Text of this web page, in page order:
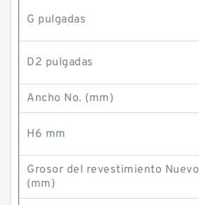
G pulgadas
D2 pulgadas
Ancho No. (mm)
H6 mm
Grosor del revestimiento Nuevo
(mm)